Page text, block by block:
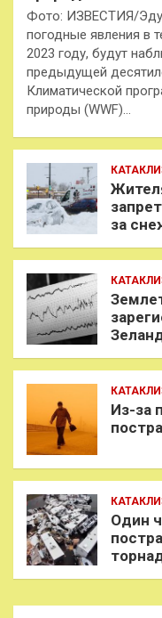
Фото: ИЗВЕСТИЯ/
погодные явления в
2023 году, будут
предыдущей
Климатической
природы (WWF)…
за
Из-за
Один